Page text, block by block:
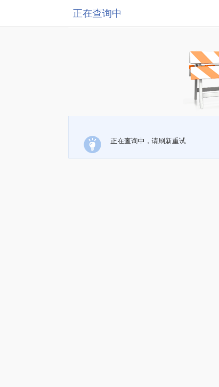
正在查询中
正在查询中，请刷新重试